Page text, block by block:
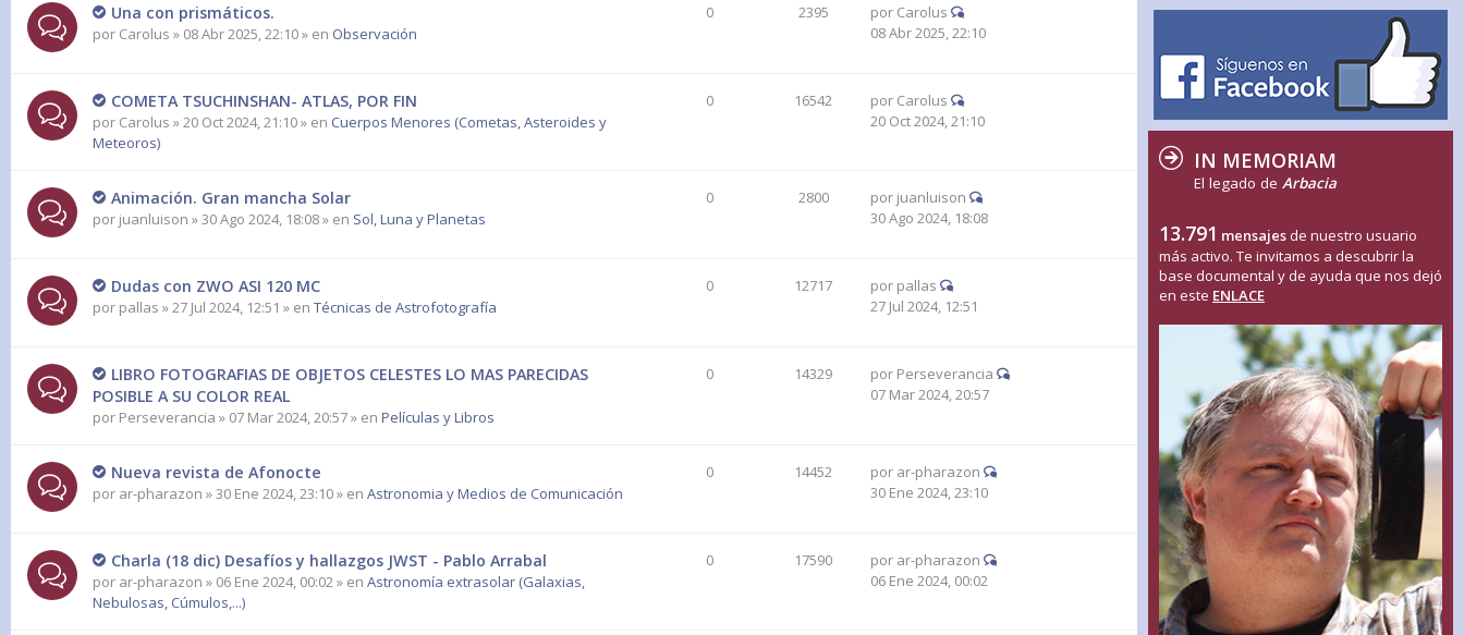
Una con prismáticos.
por Carolus » 08 Abr 2025, 22:10 » en Observación
0 2395 por Carolus
08 Abr 2025, 22:10
COMETA TSUCHINSHAN- ATLAS, POR FIN
por Carolus » 20 Oct 2024, 21:10 » en Cuerpos Menores (Cometas, Asteroides y
Meteoros)
0 16542 por Carolus
20 Oct 2024, 21:10
Animación. Gran mancha Solar
por juanluison » 30 Ago 2024, 18:08 » en Sol, Luna y Planetas
0 2800 por juanluison
30 Ago 2024, 18:08
Dudas con ZWO ASI 120 MC
por pallas » 27 Jul 2024, 12:51 » en Técnicas de Astrofotografía
0 12717 por pallas
27 Jul 2024, 12:51
LIBRO FOTOGRAFIAS DE OBJETOS CELESTES LO MAS PARECIDAS
POSIBLE A SU COLOR REAL
por Perseverancia » 07 Mar 2024, 20:57 » en Películas y Libros
0 14329 por Perseverancia
07 Mar 2024, 20:57
Nueva revista de Afonocte
por ar-pharazon » 30 Ene 2024, 23:10 » en Astronomia y Medios de Comunicación
0 14452 por ar-pharazon
30 Ene 2024, 23:10
Charla (18 dic) Desafíos y hallazgos JWST - Pablo Arrabal
por ar-pharazon » 06 Ene 2024, 00:02 » en Astronomía extrasolar (Galaxias,
Nebulosas, Cúmulos,...)
0 17590 por ar-pharazon
06 Ene 2024, 00:02
IN MEMORIAM
El legado de Arbacia
13.791 mensajes de nuestro usuario
más activo. Te invitamos a descubrir la
base documental y de ayuda que nos dejó
en este ENLACE